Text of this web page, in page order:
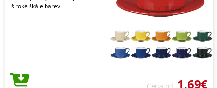
široké škále barev
Cena od 1,69€